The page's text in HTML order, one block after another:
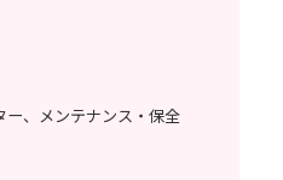
、メンテナンス・保全